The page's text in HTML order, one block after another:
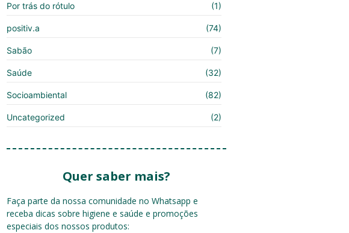
Por trás do rótulo (1)
positiv.a (74)
Sabão (7)
Saúde (32)
Socioambiental (82)
Uncategorized (2)
Quer saber mais?
Faça parte da nossa comunidade no Whatsapp e
receba dicas sobre higiene e saúde e promoções
especiais dos nossos produtos: